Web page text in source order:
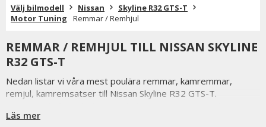
Välj bilmodell Nissan
Skyline R32 GTS-T
Motor Tuning
Remmar / Remhjul
REMMAR / REMHJUL TILL NISSAN SKYLINE
R32 GTS-T
Nedan listar vi våra mest poulära remmar, kamremmar,
remjul, kamremsatser till Nissan Skyline R32 GTS-T.
Vi på Mr Tuning har själva ett stort intresse för bilstyling &
Läs mer